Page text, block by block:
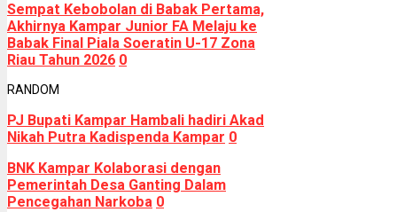
Sempat Kebobolan di Babak Pertama,
Akhirnya Kampar Junior FA Melaju ke
Babak Final Piala Soeratin U-17 Zona
Riau Tahun 2026 0
RANDOM
PJ Bupati Kampar Hambali hadiri Akad
Nikah Putra Kadispenda Kampar 0
BNK Kampar Kolaborasi dengan
Pemerintah Desa Ganting Dalam
Pencegahan Narkoba 0